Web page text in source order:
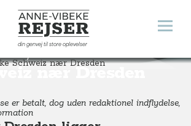
Anne-Vibeke Rejser
din genvej til store oplevelser
Åbn
i Saksiske
nær Dresden
Tyskland Vandretur i Saksiske Schweiz nær Dresden
er betalt, dog uden redaktionel indflydelse,